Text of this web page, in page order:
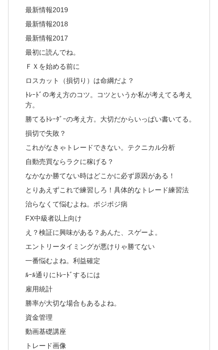
最新情報2019
最新情報2018
最新情報2017
最初に読んでね。
ＦＸを始める前に
ロスカット（損切り）は命綱だよ？
ﾄﾚｰﾄﾞの考え方のコツ。コツというか私が考えてる考え
方。
勝てるﾄﾚｰﾀﾞｰの考え方。大切だからいっぱい書いてる。
損切で失敗？
これがなきゃトレードできない。テクニカル分析
自動売買ならラクに稼げる？
なかなか勝てない時はどこかに必ず原因がある！
とりあえずこれで練習しろ！具体的なトレード練習法
治らなくて悩むよね。ポジポジ病
FX中級者以上向け
え？検証に興味がある？あんた、スゲーよ。
エントリータイミングが悪けりゃ勝てない
一番悩むよね。利益確定
ﾙｰﾙ通りにﾄﾚｰﾄﾞするには
雇用統計
勝率が大切な場合もあるよね。
資金管理
動画基礎講座
トレード画像